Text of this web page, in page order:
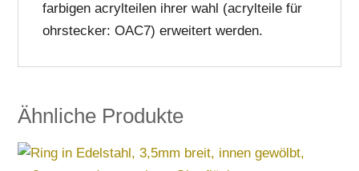
farbigen acrylteilen ihrer wahl (acrylteile für
ohrstecker: OAC7) erweitert werden.
Ähnliche Produkte